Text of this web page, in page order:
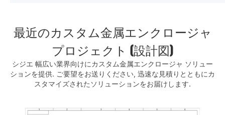
最近のカスタム金属エンクロージャ
プロジェクト (設計図)
シジエ 幅広い業界向けにカスタム金属エンクロージャ ソリュー
ションを提供. ご要望をお送りください, 迅速な見積りとともにカ
スタマイズされたソリューションをお届けします.